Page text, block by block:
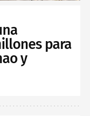
para
y